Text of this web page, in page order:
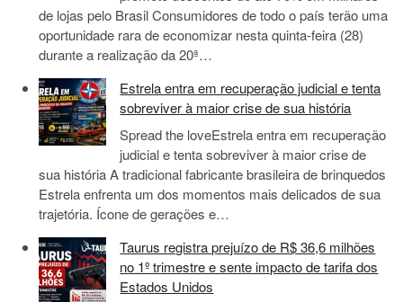
de lojas pelo Brasil Consumidores de todo o país terão uma
oportunidade rara de economizar nesta quinta-feira (28)
durante a realização da 20ª…
Estrela entra em recuperação judicial e tenta
sobreviver à maior crise de sua história
Spread the loveEstrela entra em recuperação
judicial e tenta sobreviver à maior crise de
sua história A tradicional fabricante brasileira de brinquedos
Estrela enfrenta um dos momentos mais delicados de sua
trajetória. Ícone de gerações e…
Taurus registra prejuízo de R$ 36,6 milhões
no 1º trimestre e sente impacto de tarifa dos
Estados Unidos